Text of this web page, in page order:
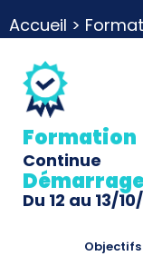
Accueil >
plomberie
Formation
Continue
Du 12 au 13/
Objectifs